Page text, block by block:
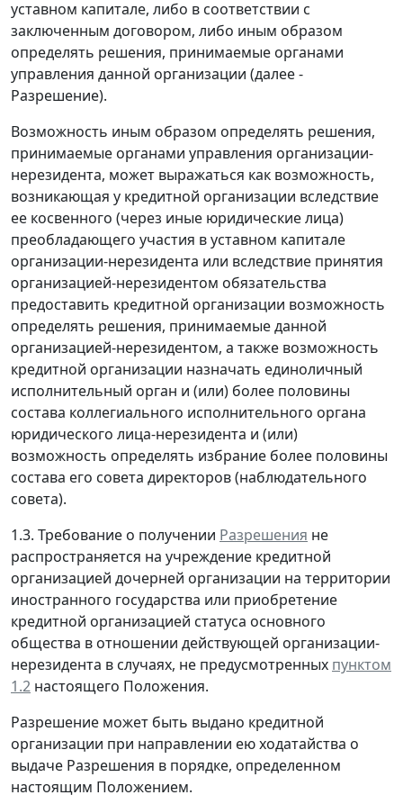
уставном капитале, либо в соответствии с
заключенным договором, либо иным образом
определять решения, принимаемые органами
управления данной организации (далее -
Разрешение).
Возможность иным образом определять решения,
принимаемые органами управления организации-
нерезидента, может выражаться как возможность,
возникающая у кредитной организации вследствие
ее косвенного (через иные юридические лица)
преобладающего участия в уставном капитале
организации-нерезидента или вследствие принятия
организацией-нерезидентом обязательства
предоставить кредитной организации возможность
определять решения, принимаемые данной
организацией-нерезидентом, а также возможность
кредитной организации назначать единоличный
исполнительный орган и (или) более половины
состава коллегиального исполнительного органа
юридического лица-нерезидента и (или)
возможность определять избрание более половины
состава его совета директоров (наблюдательного
совета).
1.3. Требование о получении Разрешения не
распространяется на учреждение кредитной
организацией дочерней организации на территории
иностранного государства или приобретение
кредитной организацией статуса основного
общества в отношении действующей организации-
нерезидента в случаях, не предусмотренных пунктом
1.2 настоящего Положения.
Разрешение может быть выдано кредитной
организации при направлении ею ходатайства о
выдаче Разрешения в порядке, определенном
настоящим Положением.